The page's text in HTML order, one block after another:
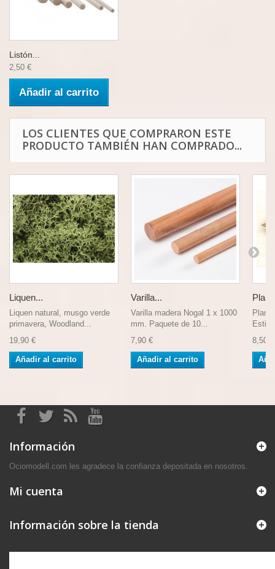
Listón...
2,50 €
Añadir al carrito
LOS CLIENTES QUE COMPRARON ESTE
PRODUCTO TAMBIÉN HAN COMPRADO...
Liquen...
Liquen natural, musgo verde
primavera, Woodland...
19,90 €
Añadir al carrito
Varilla...
Varilla madera Nogal 1 x 1000
mm. Paquete de 10...
7,90 €
Añadir al carrito
8,50 €
Información
Ociomodell.com les agradece la confianza depositada en nosotros.
Mi cuenta
Información sobre la tienda